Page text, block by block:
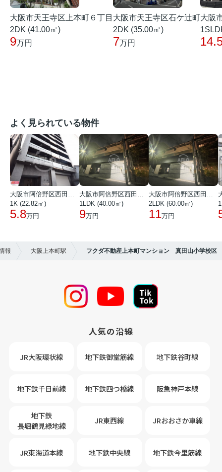
大阪市天王寺区上本町６丁目
2DK (41.00㎡)
9万円
大阪市天王寺区石ケ辻町
2DK (35.00㎡)
7万円
大阪
よく見られている物件
大阪市阿倍野区西田辺町１丁目
1K (22.82㎡)
5.8万円
大阪市阿倍野区西田辺町１丁目
1LDK (40.00㎡)
9万円
大阪市阿倍野区西田辺町１丁目
2LDK (60.00㎡)
11万円
報 大阪上本町駅 フクダ不動産上本町マンション 真田山小学校区
人気の沿線
JR大阪環状線 地下鉄御堂筋線 地下鉄谷町線
地下鉄千日前線 地下鉄四つ橋線 阪急神戸本線
地下鉄
長堀鶴見緑地線
JR東西線 JRおおさか車線
JR東海道本線 地下鉄中央線 地下鉄今里筋線